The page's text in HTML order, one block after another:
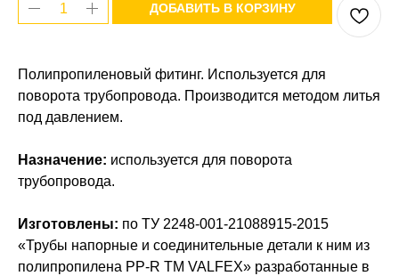
ДОБАВИТЬ В КОРЗИНУ
Полипропиленовый фитинг. Используется для
поворота трубопровода. Производится методом литья
под давлением.
Назначение: используется для поворота
трубопровода.
Изготовлены: по ТУ 2248-001-21088915-2015
«Трубы напорные и соединительные детали к ним из
полипропилена PP-R ТМ VALFEX» разработанные в